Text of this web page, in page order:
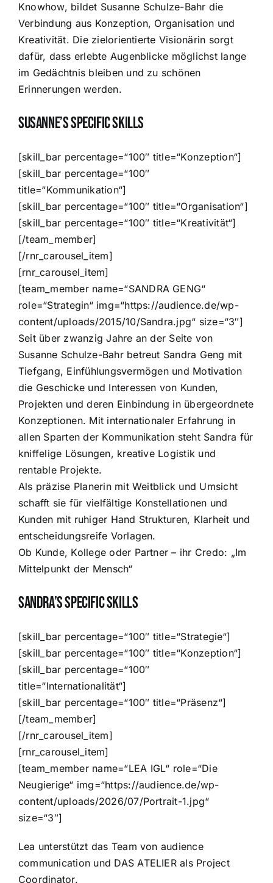
Knowhow, bildet Susanne Schulze-Bahr die
Verbindung aus Konzeption, Organisation und
Kreativität. Die zielorientierte Visionärin sorgt
dafür, dass erlebte Augenblicke möglichst lange
im Gedächtnis bleiben und zu schönen
Erinnerungen werden.
Susanne’s Specific Skills
[skill_bar percentage=“100″ title=“Konzeption“]
[skill_bar percentage=“100″
title=“Kommunikation“]
[skill_bar percentage=“100″ title=“Organisation“]
[skill_bar percentage=“100″ title=“Kreativität“]
[/team_member]
[/rnr_carousel_item]
[rnr_carousel_item]
[team_member name=“SANDRA GENG“
role=“Strategin“ img=“https://audience.de/wp-
content/uploads/2015/10/Sandra.jpg“ size=“3″]
Seit über zwanzig Jahre an der Seite von
Susanne Schulze-Bahr betreut Sandra Geng mit
Tiefgang, Einfühlungsvermögen und Motivation
die Geschicke und Interessen von Kunden,
Projekten und deren Einbindung in übergeordnete
Konzeptionen. Mit internationaler Erfahrung in
allen Sparten der Kommunikation steht Sandra für
kniffelige Lösungen, kreative Logistik und
rentable Projekte.
Als präzise Planerin mit Weitblick und Umsicht
schafft sie für vielfältige Konstellationen und
Kunden mit ruhiger Hand Strukturen, Klarheit und
entscheidungsreife Vorlagen.
Ob Kunde, Kollege oder Partner – ihr Credo: „Im
Mittelpunkt der Mensch“
Sandra’s Specific Skills
[skill_bar percentage=“100″ title=“Strategie“]
[skill_bar percentage=“100″ title=“Konzeption“]
[skill_bar percentage=“100″
title=“Internationalität“]
[skill_bar percentage=“100″ title=“Präsenz“]
[/team_member]
[/rnr_carousel_item]
[rnr_carousel_item]
[team_member name=“LEA IGL“ role=“Die
Neugierige“ img=“https://audience.de/wp-
content/uploads/2026/07/Portrait-1.jpg“
size=“3″]
Lea unterstützt das Team von audience
communication und DAS ATELIER als Project
Coordinator.